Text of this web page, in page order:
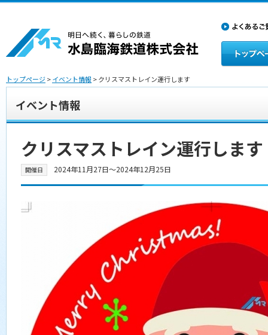
トップページ>イベント情報> クリスマストレイン運行します
イベント情報
クリスマストレイン運行します
開催日 2024年11月27日〜2024年12月25日